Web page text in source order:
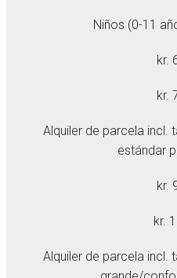
Niños (0-11
kr.
kr.
Alquiler de parcela incl.
estándar
kr.
kr.
Alquiler de parcela incl.